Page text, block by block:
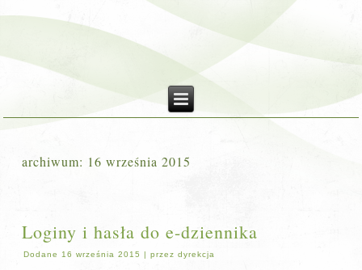
archiwum: 16 września 2015
Loginy i hasła do e-dziennika
Dodane 16 września 2015 |przez dyrekcja